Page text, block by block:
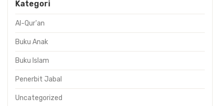
Kategori
Al-Qur'an
Buku Anak
Buku Islam
Penerbit Jabal
Uncategorized